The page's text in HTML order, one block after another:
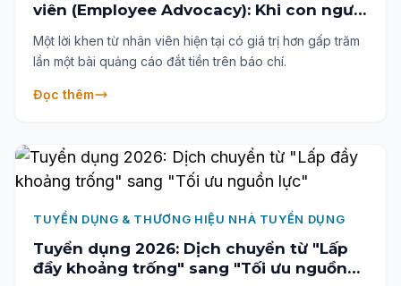
viên (Employee Advocacy): Khi con người
là kênh truyền thông quyền lực nhất
Một lời khen từ nhân viên hiện tại có giá trị hơn gấp trăm
lần một bài quảng cáo đắt tiền trên báo chí.
Đọc thêm
TUYỂN DỤNG & THƯƠNG HIỆU NHÀ TUYỂN DỤNG
Tuyển dụng 2026: Dịch chuyển từ "Lấp
đầy khoảng trống" sang "Tối ưu nguồn